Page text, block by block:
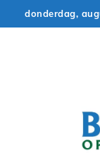
to
donderdag,